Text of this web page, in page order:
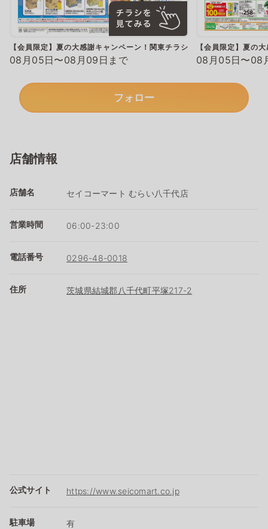
【会員限定】夏の大感謝キャンペーン！関東チラシ
08月05日〜08月09日まで
【会員限定】夏の
08月05日〜08
フォロー
店舗情報
店舗名 セイコーマート むらい八千代店
営業時間 06:00-23:00
電話番号 0296-48-0018
住所 茨城県結城郡八千代町平塚217-2
公式サイト https://www.seicomart.co.jp
駐車場 有